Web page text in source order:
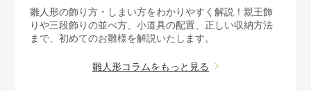
雛人形の飾り方・しまい方をわかりやすく解説！親王飾
りや三段飾りの並べ方、小道具の配置、正しい収納方法
まで、初めてのお雛様を解説いたします。
雛人形コラムをもっと見る